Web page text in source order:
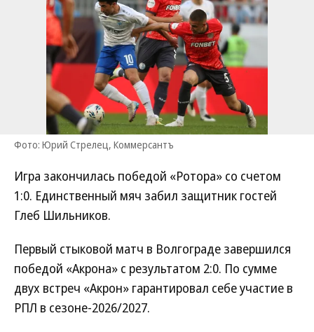
Фото: Юрий Стрелец, Коммерсантъ
Игра закончилась победой «Ротора» со счетом
1:0. Единственный мяч забил защитник гостей
Глеб Шильников.
Первый стыковой матч в Волгограде завершился
победой «Акрона» с результатом 2:0. По сумме
двух встреч «Акрон» гарантировал себе участие в
РПЛ в сезоне-2026/2027.